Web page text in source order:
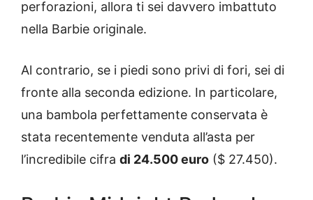
perforazioni, allora ti sei davvero imbattuto
nella Barbie originale.
Al contrario, se i piedi sono privi di fori, sei di
fronte alla seconda edizione. In particolare,
una bambola perfettamente conservata è
stata recentemente venduta all’asta per
l’incredibile cifra di 24.500 euro ($ 27.450).